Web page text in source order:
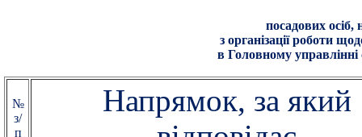
посадових осіб,
з організації роботи
в Головному управлінні
№
з/
п
Напрямок, за який